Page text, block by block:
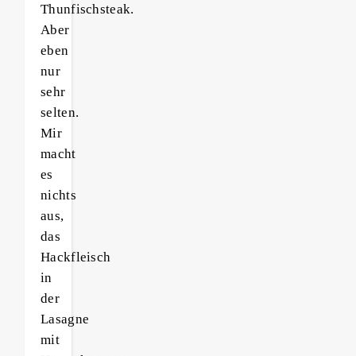
Thunfischsteak.
Aber
eben
nur
sehr
selten.
Mir
macht
es
nichts
aus,
das
Hackfleisch
in
der
Lasagne
mit